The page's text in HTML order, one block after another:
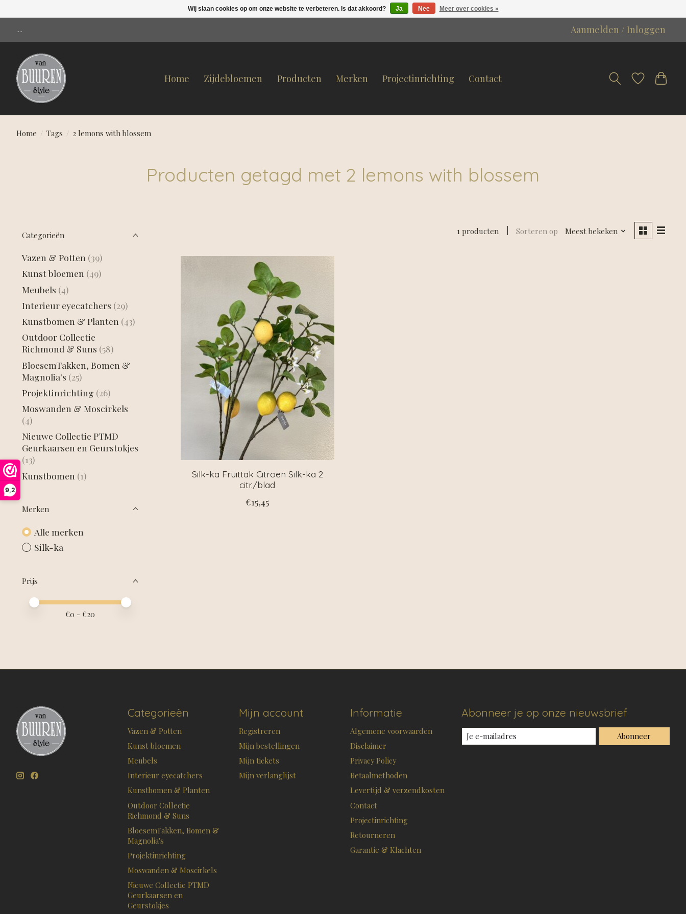
9,2
.... Aanmelden / Inloggen
Home Zijdebloemen Producten Merken Projectinrichting Contact
Home / Tags / 2 lemons with blossem
Producten getagd met 2 lemons with blossem
Categorieën
Vazen & Potten (39)
Kunst bloemen (49)
Meubels (4)
Interieur eyecatchers (29)
Kunstbomen & Planten (43)
Outdoor Collectie
Richmond & Suns (58)
BloesemTakken, Bomen &
Magnolia's (25)
Projektinrichting (26)
Moswanden & Moscirkels
(4)
Nieuwe Collectie PTMD
Geurkaarsen en Geurstokjes
(13)
Kunstbomen (1)
Merken
Alle merken
Silk-ka
Prijs
Minimale prijswaarde
Price maximum value
€0 - €20
1 producten Sorteren op Meest bekeken
Silk-ka Fruittak Citroen Silk-ka 2
citr./blad
€15,45
Categorieën
Vazen & Potten
Kunst bloemen
Meubels
Interieur eyecatchers
Kunstbomen & Planten
Outdoor Collectie
Richmond & Suns
BloesemTakken, Bomen &
Magnolia's
Projektinrichting
Moswanden & Moscirkels
Nieuwe Collectie PTMD
Geurkaarsen en
Geurstokjes
Mijn account
Registreren
Mijn bestellingen
Mijn tickets
Mijn verlanglijst
Informatie
Algemene voorwaarden
Disclaimer
Privacy Policy
Betaalmethoden
Levertijd & verzendkosten
Contact
Projectinrichting
Retourneren
Garantie & Klachten
Abonneer je op onze nieuwsbrief
Abonneer
Wij slaan cookies op om onze website te verbeteren. Is dat akkoord? Ja Nee Meer over cookies »